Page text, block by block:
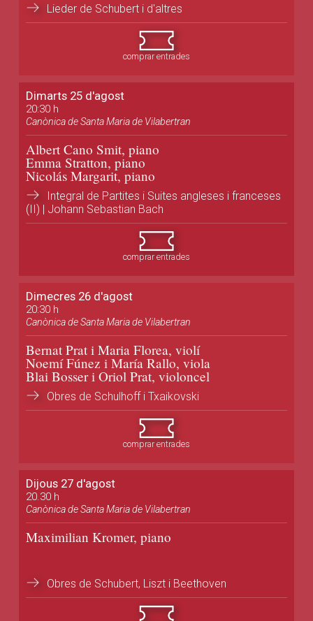
Lieder de Schubert i d'altres
comprar entrades
Dimarts 25 d'agost
20:30 h
Canònica de Santa Maria de Vilabertran
Albert Cano Smit, piano
Emma Stratton, piano
Nicolás Margarit, piano
Integral de Partites i Suites angleses i franceses
(II) | Johann Sebastian Bach
comprar entrades
Dimecres 26 d'agost
20:30 h
Canònica de Santa Maria de Vilabertran
Bernat Prat i Maria Florea, violí
Noemí Fúnez i María Rallo, viola
Blai Bosser i Oriol Prat, violoncel
Obres de Schulhoff i Txaikovski
comprar entrades
Dijous 27 d'agost
20.30 h
Canònica de Santa Maria de Vilabertran
Maximilian Kromer, piano
Obres de Schubert, Liszt i Beethoven